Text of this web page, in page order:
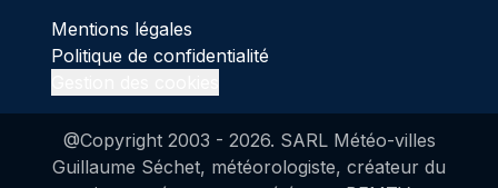
Mentions légales
Politique de confidentialité
@Copyright 2003 - 2026. SARL Météo-villes
Guillaume Séchet, météorologiste, créateur du